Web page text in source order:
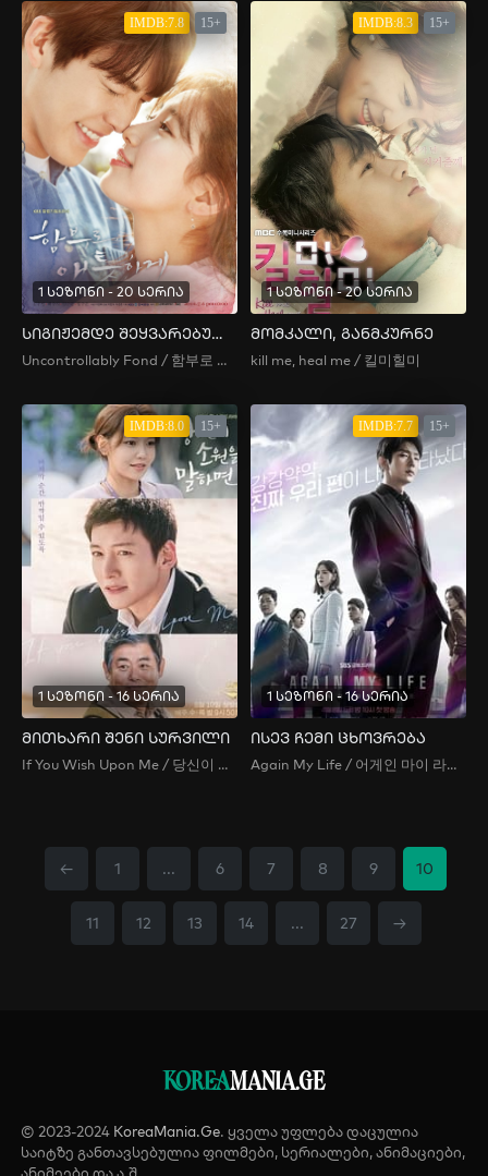
IMDB:7.8 15+
1 სეზონი - 20 სერია
სიგიჟემდე შეყვარებული
Uncontrollably Fond / 함부로 애틋하게
IMDB:8.3 15+
1 სეზონი - 20 სერია
მომკალი, განმკურნე
kill me, heal me / 킬미힐미
IMDB:8.0 15+
1 სეზონი - 16 სერია
მითხარი შენი სურვილი
If You Wish Upon Me / 당신이 소원을 말하면
IMDB:7.7 15+
1 სეზონი - 16 სერია
ისევ ჩემი ცხოვრება
Again My Life / 어게인 마이 라이프
← 1 ... 6 7 8 9 10
11 12 13 14 ... 27 →
KOREAMANIA.GE
© 2023-2024 KoreaMania.Ge. ყველა უფლება დაცულია
საიტზე განთავსებულია ფილმები, სერიალები, ანიმაციები,
ანიმეები და ა.შ